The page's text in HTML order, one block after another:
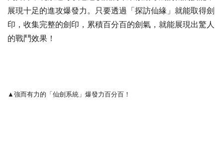
展現十足的進攻爆發力。只要透過「探訪仙緣」就能取得劍
印，收集完整的劍印，累積百分百的劍氣，就能展現出驚人
的戰鬥效果！
▲強而有力的 「仙劍系統」 爆發力百分百！